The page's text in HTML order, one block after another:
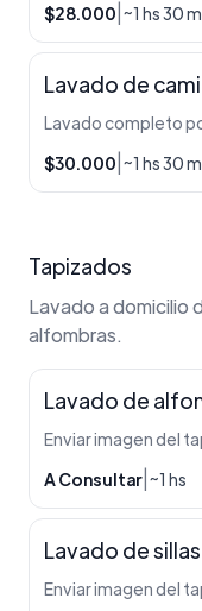
$28.000 ~1 hs 30
Lavado de
$30.000 ~1 hs 30
Tapizados
Lavado a domicilio
alfombras.
Lavado de
A Consultar ~1 hs
Lavado de sillas